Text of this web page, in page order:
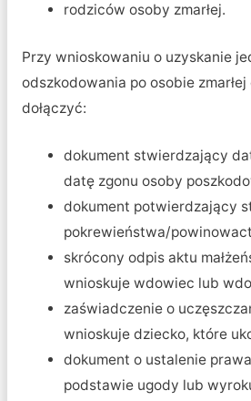
rodziców osoby zmarłej.
Przy wnioskowaniu o uzyskanie
odszkodowania po osobie
dołączyć:
dokument stwierdzający
datę zgonu osoby
dokument potwierdzający
pokrewieństwa/
skrócony odpis aktu
wnioskuje wdowiec lub
zaświadczenie o
wnioskuje dziecko, które
dokument o ustalenie
podstawie ugody lub